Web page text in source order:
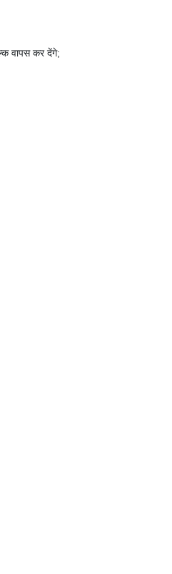
वापस कर देंगे;